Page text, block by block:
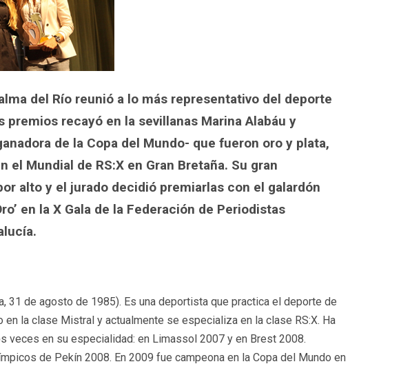
del Río reunió a lo más representativo del deporte
premios recayó en la sevillanas Marina Alabáu y
de la Copa del Mundo- que fueron oro y plata,
el Mundial de RS:X en Gran Bretaña. Su gran
alto y el jurado decidió premiarlas con el galardón
en la X Gala de la Federación de Periodistas
31 de agosto de 1985). Es una deportista que practica el deporte de
en la clase Mistral y actualmente se especializa en la clase RS:X. Ha
veces en su especialidad: en Limassol 2007 y en Brest 2008.
de Pekín 2008. En 2009 fue campeona en la Copa del Mundo en